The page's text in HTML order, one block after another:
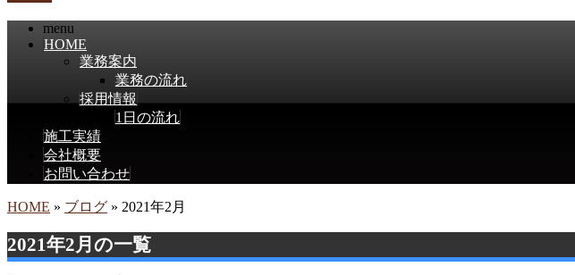
menu
HOME
業務案内
業務の流れ
採用情報
1日の流れ
施工実績
会社概要
お問い合わせ
HOME » ブログ » 2021年2月
2021年2月の一覧